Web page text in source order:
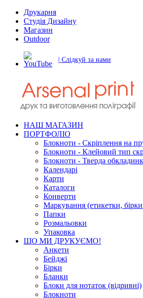
Друкарня
Студія Дизайну
Магазин
Outdoor
| Слідкуй за нами
НАШ МАГАЗИН
ПОРТФОЛІО
Блокноти - Скріплення на
Блокноти - Клейовий тип
Блокноти - Тверда
Календарі
Карти
Каталоги
Конверти
Маркування (етикетки,
Папки
Розмальовки
Упаковка
ЩО МИ ДРУКУЄМО!
Анкети
Бейджі
Бірки
Бланки
Блоки для нотаток (відривні)
Блокноти